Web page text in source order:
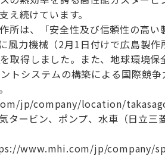
え続けています。
は、「安全性及び信頼性の高い
風力機械（2月1日付けで広島製
取得しました。また、地球環境
トシステムの構築による国際競
jp/company/location/
ービン、ポンプ、水車（日立三
www.mhi.com/jp/